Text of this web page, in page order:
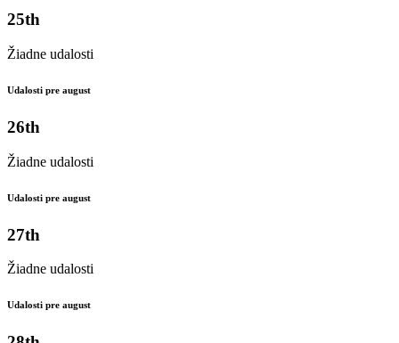
25th
Žiadne udalosti
Udalosti pre august
26th
Žiadne udalosti
Udalosti pre august
27th
Žiadne udalosti
Udalosti pre august